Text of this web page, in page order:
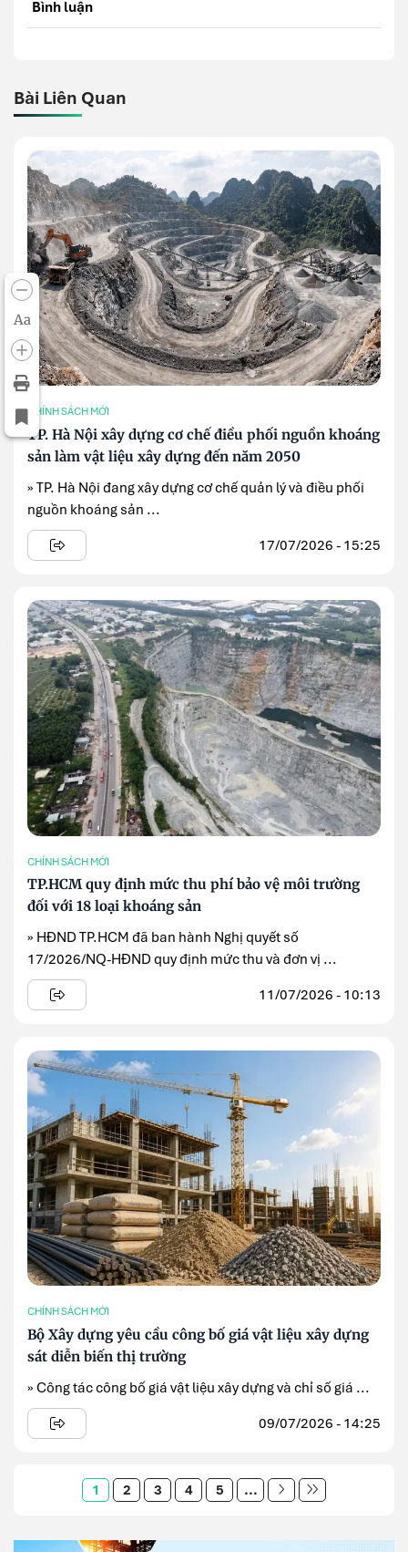
Aa
Bình luận
Bài Liên Quan
CHÍNH SÁCH MỚI
TP. Hà Nội xây dựng cơ chế điều phối nguồn khoáng
sản làm vật liệu xây dựng đến năm 2050
» TP. Hà Nội đang xây dựng cơ chế quản lý và điều phối
nguồn khoáng sản ...
17/07/2026 - 15:25
CHÍNH SÁCH MỚI
TP.HCM quy định mức thu phí bảo vệ môi trường
đối với 18 loại khoáng sản
» HĐND TP.HCM đã ban hành Nghị quyết số
17/2026/NQ-HĐND quy định mức thu và đơn vị ...
11/07/2026 - 10:13
CHÍNH SÁCH MỚI
Bộ Xây dựng yêu cầu công bố giá vật liệu xây dựng
sát diễn biến thị trường
» Công tác công bố giá vật liệu xây dựng và chỉ số giá ...
09/07/2026 - 14:25
1 2 3 4 5 ...